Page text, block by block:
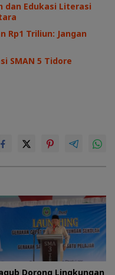
dan Edukasi Literasi
Rp1 Triliun: Jangan
SMAN 5 Tidore
Dorong Lingkungan